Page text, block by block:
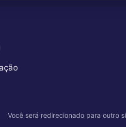
Você será redirecionado para outro